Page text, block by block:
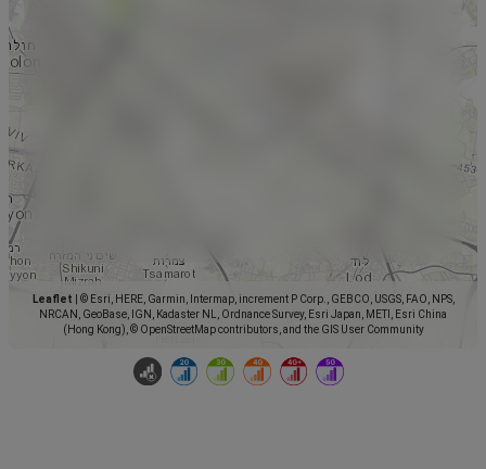
Leaflet
© Esri, HERE, Garmin, Intermap, increment P Corp., GEBCO, USGS, FAO, NPS,
NRCAN, GeoBase, IGN, Kadaster NL, Ordnance Survey, Esri Japan, METI, Esri China
(Hong Kong), © OpenStreetMap contributors, and the GIS User Community